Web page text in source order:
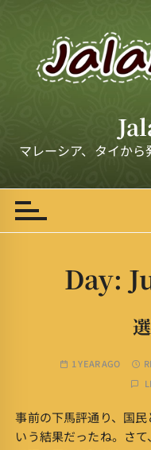
t
n
マレーシア、タイか
Day:
1 YEAR AGO
事前の下馬評通り、国
いう結果だったね。さ